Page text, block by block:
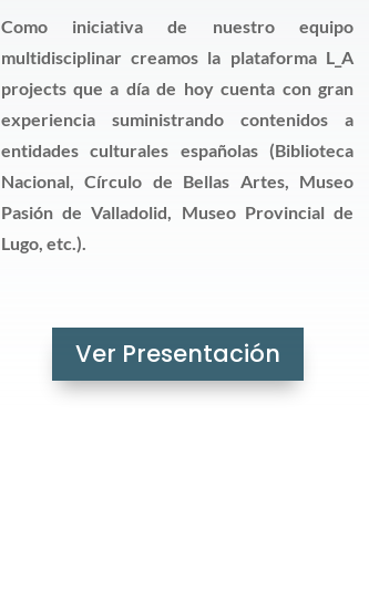
Como iniciativa de nuestro equipo
multidisciplinar creamos la plataforma L_A
projects que a día de hoy cuenta con gran
experiencia suministrando contenidos a
entidades culturales españolas (Biblioteca
Nacional, Círculo de Bellas Artes, Museo
Pasión de Valladolid, Museo Provincial de
Lugo, etc.).
Ver Presentación